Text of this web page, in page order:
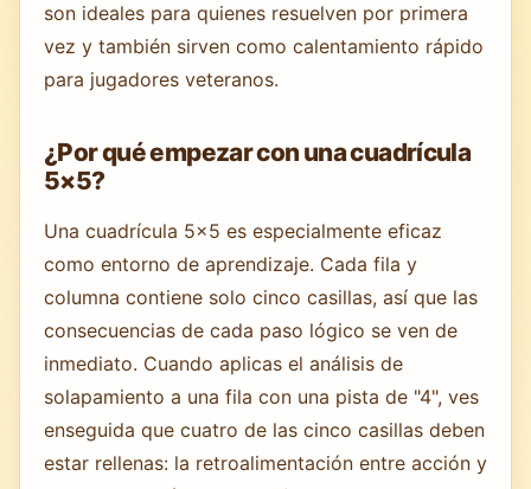
son ideales para quienes resuelven por primera
vez y también sirven como calentamiento rápido
para jugadores veteranos.
¿Por qué empezar con una cuadrícula
5×5?
Una cuadrícula 5×5 es especialmente eficaz
como entorno de aprendizaje. Cada fila y
columna contiene solo cinco casillas, así que las
consecuencias de cada paso lógico se ven de
inmediato. Cuando aplicas el análisis de
solapamiento a una fila con una pista de "4", ves
enseguida que cuatro de las cinco casillas deben
estar rellenas: la retroalimentación entre acción y